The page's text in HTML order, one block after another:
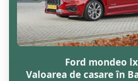
Ford mondeo
Valoarea de casare în